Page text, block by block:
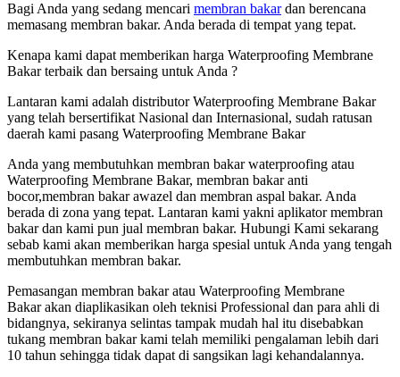
Bagi Anda yang sedang mencari membran bakardan berencana
memasang membran bakar. Anda berada di tempat yang tepat.
Kenapa kami dapat memberikan harga Waterproofing Membrane
Bakar terbaik dan bersaing untuk Anda ?
Lantaran kami adalah distributor Waterproofing Membrane Bakar
yang telah bersertifikat Nasional dan Internasional, sudah ratusan
daerah kami pasang Waterproofing Membrane Bakar
Anda yang membutuhkan membran bakar waterproofing atau
Waterproofing Membrane Bakar, membran bakar anti
bocor,membran bakar awazel dan membran aspal bakar. Anda
berada di zona yang tepat. Lantaran kami yakni aplikator membran
bakar dan kami pun jual membran bakar. Hubungi Kami sekarang
sebab kami akan memberikan harga spesial untuk Anda yang tengah
membutuhkan membran bakar.
Pemasangan membran bakar atau Waterproofing Membrane
Bakar akan diaplikasikan oleh teknisi Professional dan para ahli di
bidangnya, sekiranya selintas tampak mudah hal itu disebabkan
tukang membran bakar kami telah memiliki pengalaman lebih dari
10 tahun sehingga tidak dapat di sangsikan lagi kehandalannya.